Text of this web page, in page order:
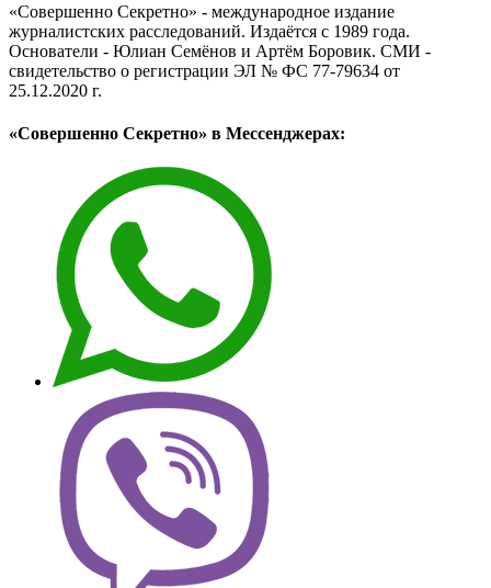
«Совершенно Секретно» - международное издание
журналистских расследований. Издаётся с 1989 года.
Основатели - Юлиан Семёнов и Артём Боровик. CМИ -
свидетельство о регистрации ЭЛ № ФС 77-79634 от
25.12.2020 г.
«Совершенно Секретно» в Мессенджерах: